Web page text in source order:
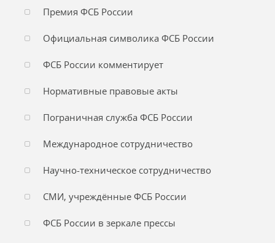
Премия ФСБ России
Официальная символика ФСБ России
ФСБ России комментирует
Нормативные правовые акты
Пограничная служба ФСБ России
Международное сотрудничество
Научно-техническое сотрудничество
СМИ, учреждённые ФСБ России
ФСБ России в зеркале прессы